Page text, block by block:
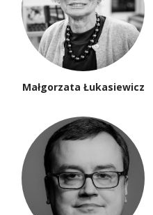
Małgorzata Łukasiewicz